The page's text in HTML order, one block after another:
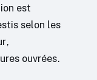
est
selon les
ouvrées.